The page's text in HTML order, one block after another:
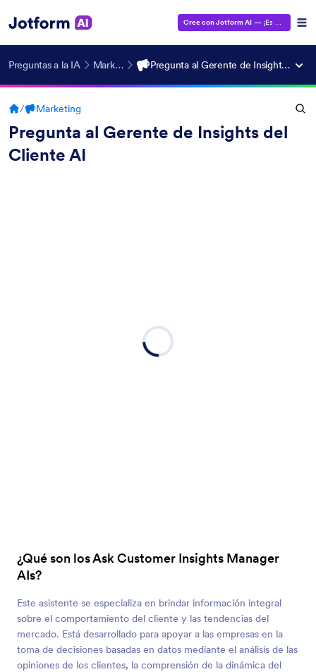
Cree con Jotform AI — ¡Es gratis!
Preguntas a la IA Marketing Pregunta al Gerente de Insights del Cliente AI
/ Marketing
Pregunta al Gerente de Insights del
Cliente AI
¿Qué son los Ask Customer Insights Manager
AIs?
Este asistente se especializa en brindar información integral
sobre el comportamiento del cliente y las tendencias del
mercado. Está desarrollado para apoyar a las empresas en la
toma de decisiones basadas en datos mediante el análisis de las
opiniones de los clientes, la comprensión de la dinámica del